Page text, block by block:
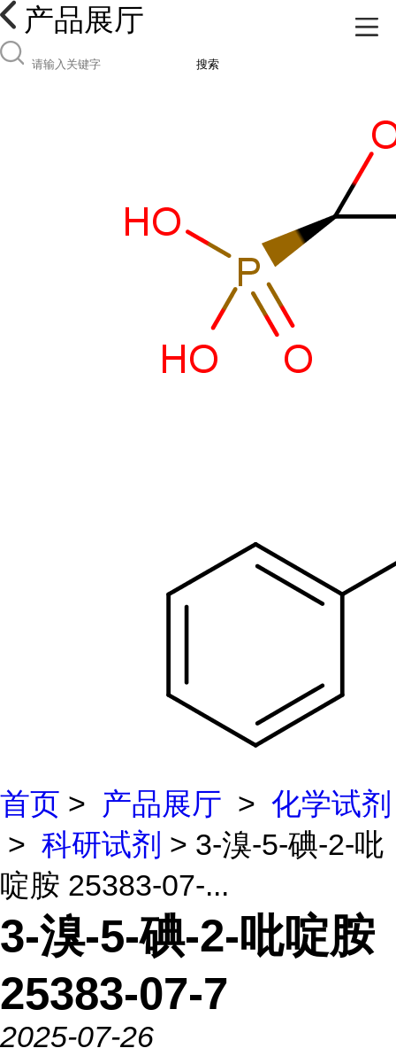
产品展厅
搜索
首页 > 产品展厅 > 化学试剂
> 科研试剂 > 3-溴-5-碘-2-吡
啶胺 25383-07-...
3-溴-5-碘-2-吡啶胺
25383-07-7
2025-07-26